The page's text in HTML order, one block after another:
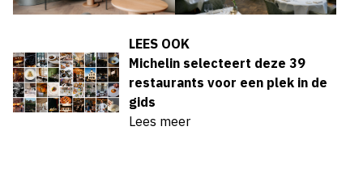
LEES OOK
Michelin selecteert deze 39
restaurants voor een plek in de
gids
Lees meer